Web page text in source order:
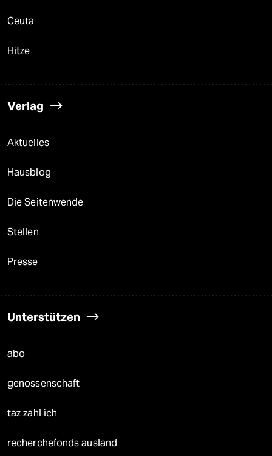
Ceuta
Hitze
Verlag
Aktuelles
Hausblog
Die Seitenwende
Stellen
Presse
Unterstützen
abo
genossenschaft
taz zahl ich
recherchefonds ausland